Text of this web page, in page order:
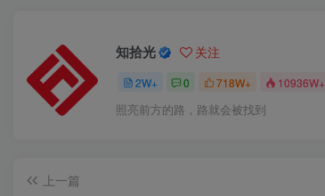
知拾光 关注
2W+ 0 718W+ 10936W+
照亮前方的路，路就会被找到
上一篇